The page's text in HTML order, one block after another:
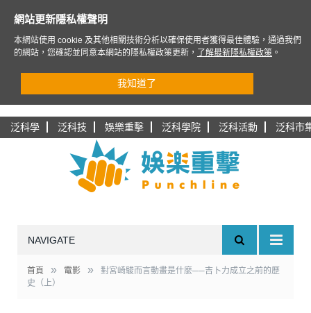
泛科學 泛科技 娛樂重擊 泛科學院 泛科活動 泛科市
NAVIGATE
首頁 » 電影 »
對宮崎駿而言動畫是什麼──吉卜力成立之前的歷
史（上）
網站更新隱私權聲明
本網站使用 cookie 及其他相關技術分析以確保使用者獲得最佳體驗，通過我們
的網站，您確認並同意本網站的隱私權政策更新，
了解最新隱私權政策 。
我知道了